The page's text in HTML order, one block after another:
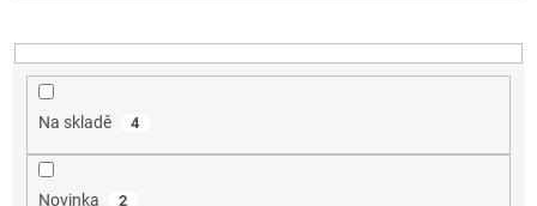
k
t
Na skladě 4
Novinka 2